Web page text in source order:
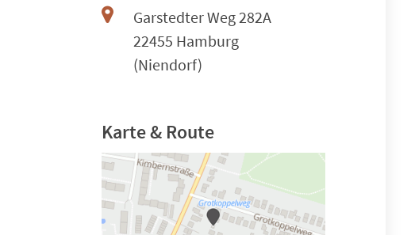
Garstedter Weg 282A
22455 Hamburg
(Niendorf)
Karte & Route